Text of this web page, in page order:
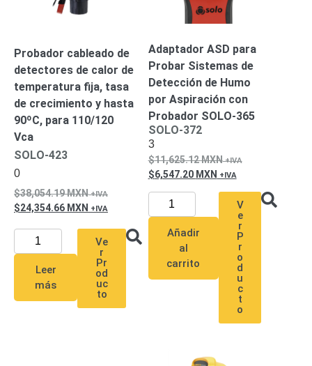
Probador cableado de
detectores de calor de
temperatura fija, tasa
de crecimiento y hasta
90ºC, para 110/120
Vca
SOLO-423
0
38,054.19MXN
24,354.66 MXN
Leer
más
Ve
r
Pr
od
uc
to
Adaptador ASD para
Probar Sistemas de
Detección de Humo
por Aspiración con
Probador SOLO-365
SOLO-372
3
11,625.12MXN
6,547.20 MXN
Añadir
al
carrito
V
e
r
P
r
o
d
u
c
t
o